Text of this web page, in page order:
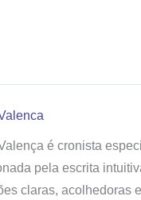
é cronista
pela escrita
claras, acolhedoras